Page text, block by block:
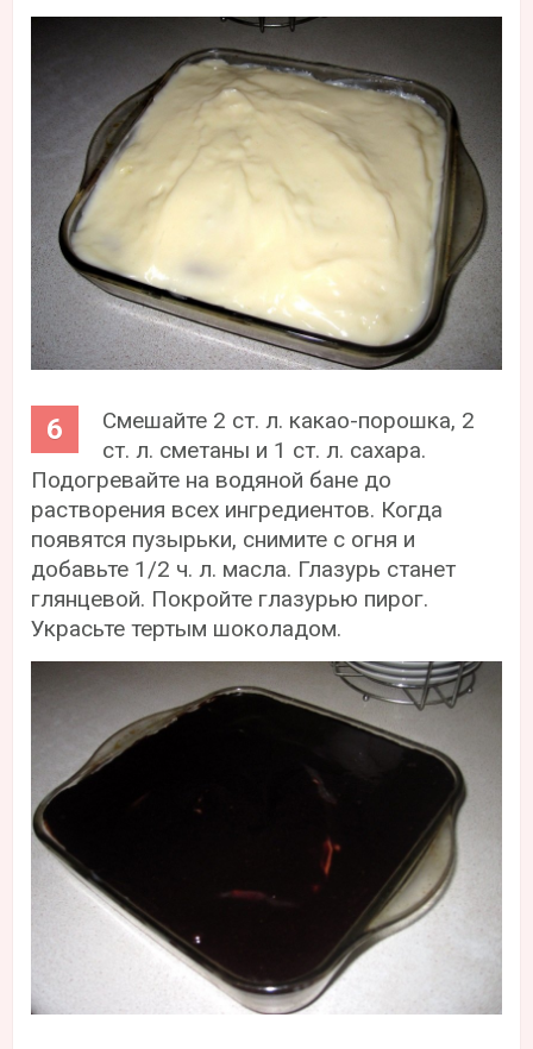
Смешайте 2 ст. л. какао-порошка, 2
ст. л. сметаны и 1 ст. л. сахара.
Подогревайте на водяной бане до
растворения всех ингредиентов. Когда
появятся пузырьки, снимите с огня и
добавьте 1/2 ч. л. масла. Глазурь станет
глянцевой. Покройте глазурью пирог.
Украсьте тертым шоколадом.